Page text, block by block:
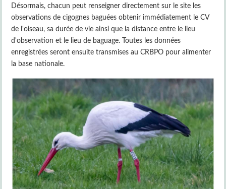
Désormais, chacun peut renseigner directement sur le site les
observations de cigognes baguées obtenir immédiatement le CV
de l'oiseau, sa durée de vie ainsi que la distance entre le lieu
d'observation et le lieu de baguage. Toutes les données
enregistrées seront ensuite transmises au CRBPO pour alimenter
la base nationale.